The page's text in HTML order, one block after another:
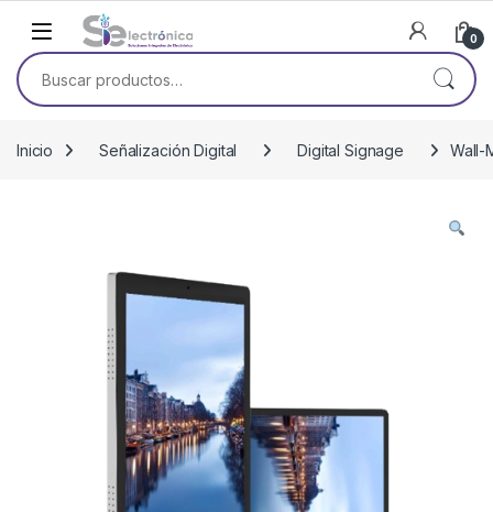
Skip to navigation
Skip to content
0
Buscar por:
Inicio Señalización Digital Digital Signage Wall-